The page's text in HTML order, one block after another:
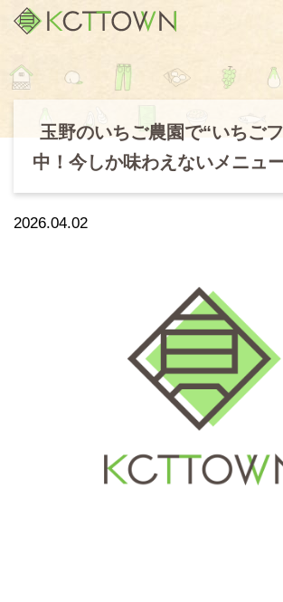
玉野のいちご農園で“いちご
中！今しか味わえないメニュ
2026.04.02